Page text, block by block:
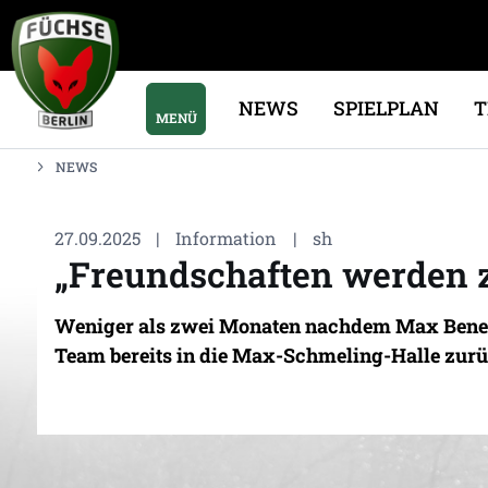
MENÜ NEWS SPIELPLAN
NEWS
27.09.2025 | Information | sh
„Freundschaften werden
Weniger als zwei Monaten nachdem Max
Team bereits in die Max-Schmeling-Halle